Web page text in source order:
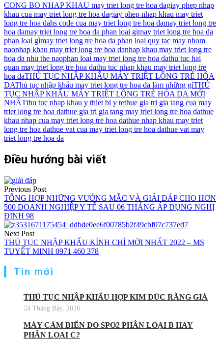
CONG BO NHAP KHAU may triet long tre hoa dagiay phep nhap
khau cua may triet long tre hoa dagiay phep nhap khau may triet
long tre hoa dahs code cua may triet long tre hoa damay triet long tre
hoa damay triet long tre hoa da phan loai gimay triet long tre hoa da
phan loai gìmay triet long tre hoa da phan loai quy tac may nhom
naonhap khau may triet long tre hoa danhap khau may triet long tre
hoa da nhu the naophan loai may triet long tre hoa dathu tuc hai
quan may triet long tre hoa dathu tuc nhap khau may triet long tre
hoa daTHỦ TỤC NHẬP KHẨU MÁY TRIỆT LÔNG TRẺ HÓA
DAThủ tục nhập khẩu may triet long tre hoa da làm những gìTHỦ
TỤC NHẬP KHẨU MÁY TRIỆT LÔNG TRẺ HÓA DA MỚI
NHẤTthu tuc nhap khau y thiet bi y tethue gia tri gia tang cua may
triet long tre hoa dathue gia tri gia tang may triet long tre hoa dathue
khau nhap cua may triet long tre hoa dathue nhap khau may triet
long tre hoa dathue vat cua may triet long tre hoa dathue vat may
triet long tre hoa da
Điều hướng bài viết
Previous Post
TỔNG HỢP NHỮNG VƯỚNG MẮC VÀ GIẢI ĐÁP CHO HƠN
500 DOANH NGHIỆP Y TẾ SAU 06 THÁNG ÁP DỤNG NGHỊ
ĐỊNH 98
Next Post
THỦ TỤC NHẬP KHẨU KÍNH CHÌ MỚI NHẤT 2022 – MS
TUYẾT MINH 0971 460 378
Tin mới
THỦ TỤC NHẬP KHẨU HỢP KIM ĐÚC RĂNG GIẢ
24 Tháng Bảy, 2026
MÁY CẢM BIẾN ĐO SPO2 PHÂN LOẠI B HAY
PHÂN LOẠI C?